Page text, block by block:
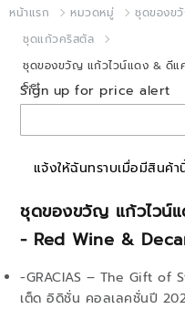
หน้าแรก หมวดหมู่ ชุดของข
ชุดแก้วคริสตัล
ชุดของขวัญ แก้วไวน์แดง & ดีแ
Set
ชุดของขวัญ แก้วไวน์แ
- Red Wine &
-GRACIAS – The Gift of
เต็ด อิดิชั่น คอลเลคชั่นปี
Sign up for price alert
แจ้งให้ฉันทราบเมื่อมีสินค้า